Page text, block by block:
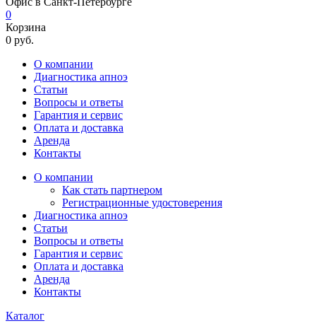
0
Корзина
0 руб.
О компании
Диагностика апноэ
Статьи
Вопросы и ответы
Гарантия и сервис
Оплата и доставка
Аренда
Контакты
О компании
Как стать партнером
Регистрационные удостоверения
Диагностика апноэ
Статьи
Вопросы и ответы
Гарантия и сервис
Оплата и доставка
Аренда
Контакты
Каталог